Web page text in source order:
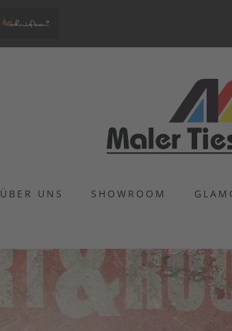
ÜBER UNS SHOWROOM